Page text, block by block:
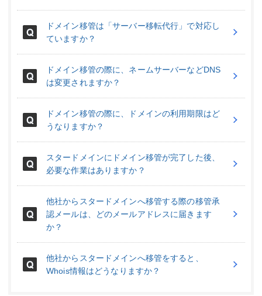
ドメイン移管は「サーバー移転代行」で対応し
ていますか？
ドメイン移管の際に、ネームサーバーなどDNS
は変更されますか？
ドメイン移管の際に、ドメインの利用期限はど
うなりますか？
スタードメインにドメイン移管が完了した後、
必要な作業はありますか？
他社からスタードメインへ移管する際の移管承
認メールは、どのメールアドレスに届きます
か？
他社からスタードメインへ移管をすると、
Whois情報はどうなりますか？